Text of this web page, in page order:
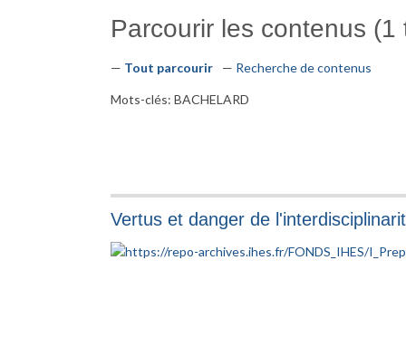
Parcourir les contenus (1
Tout parcourir Recherche de contenus
Mots-clés: BACHELARD
Vertus et danger de